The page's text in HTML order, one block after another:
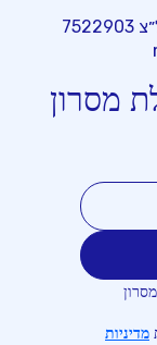
מסרון
מדיניות